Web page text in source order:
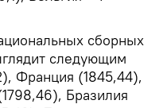
сборных
следующим
Франция (1845,44),
Бразилия